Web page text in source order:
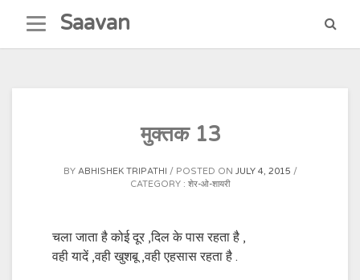
content
Saavan
मुक्तक 13
BY ABHISHEK TRIPATHI POSTED ON JULY 4, 2015
CATEGORY : शेर-ओ-शायरी
चला जाता है कोई दूर ,दिल के पास रहता है ,
वही यादें ,वही खुशबू ,वही एहसास रहता है .